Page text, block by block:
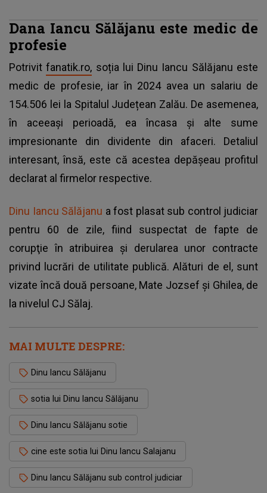
Dana Iancu Sălăjanu este medic de
profesie
Potrivitfanatik.ro, soția lui Dinu Iancu Sălăjanu este
medic de profesie, iar în 2024 avea un salariu de
154.506 lei la Spitalul Județean Zalău. De asemenea,
în aceeași perioadă, ea încasa și alte sume
impresionante din dividente din afaceri. Detaliul
interesant, însă, este că acestea depășeau profitul
declarat al firmelor respective.
Dinu Iancu Sălăjanu a fost plasat sub control judiciar
pentru 60 de zile, fiind suspectat de fapte de
corupţie în atribuirea şi derularea unor contracte
privind lucrări de utilitate publică. Alături de el, sunt
vizate încă două persoane, Mate Jozsef și Ghilea, de
la nivelul CJ Sălaj.
MAI MULTE DESPRE:
Dinu Iancu Sălăjanu
sotia lui Dinu Iancu Sălăjanu
Dinu Iancu Sălăjanu sotie
cine este sotia lui Dinu Iancu Salajanu
Dinu Iancu Sălăjanu sub control judiciar